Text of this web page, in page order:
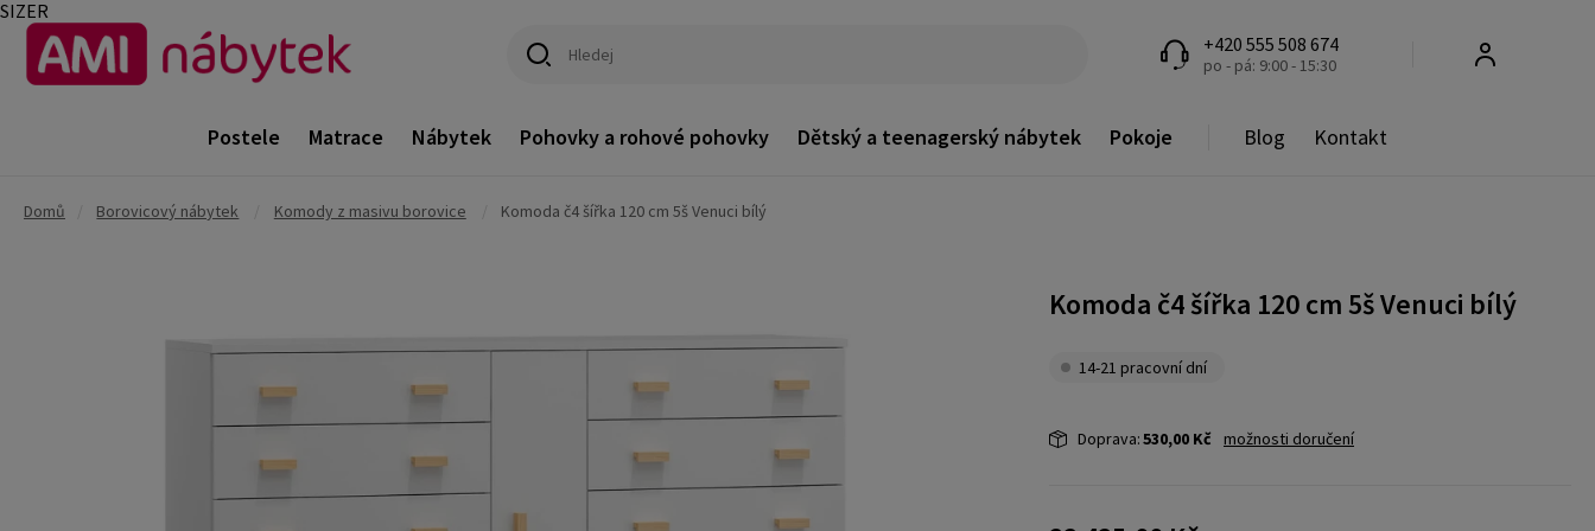
+420 555 508 674
po - pá: 9:00 - 15:30
Postele Matrace Nábytek Pohovky a rohové pohovky Dětský a teenagerský nábytek Pokoje Blog Kontakt
Domů Borovicový nábytek Komody z masivu borovice Komoda č4 šířka 120 cm 5š Venuci bílý
Komoda č4 šířka 120 cm 5š Venuci bílý
14-21 pracovní dní
Doprava:530,00 Kč možnosti doručení
SIZER